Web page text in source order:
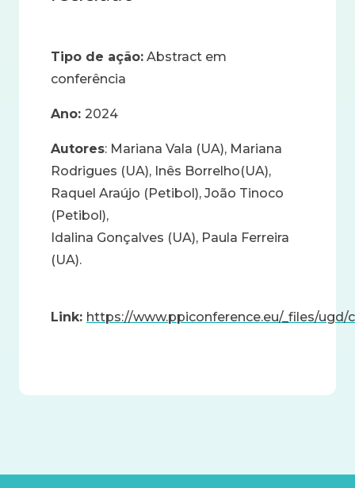
Tipo de ação: Abstract em
conferência
Ano: 2024
Autores: Mariana Vala (UA), Mariana
Rodrigues (UA), Inês Borrelho(UA),
Raquel Araújo (Petibol), João Tinoco
(Petibol),
Idalina Gonçalves (UA), Paula Ferreira
(UA).
Link: https://www.ppiconference.eu/_files/